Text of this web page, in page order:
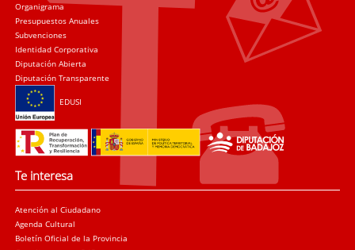
Organigrama
Presupuestos Anuales
Subvenciones
Identidad Corporativa
Diputación Abierta
Diputación Transparente
EDUSI
Te interesa
Atención al Ciudadano
Agenda Cultural
Boletín Oficial de la Provincia